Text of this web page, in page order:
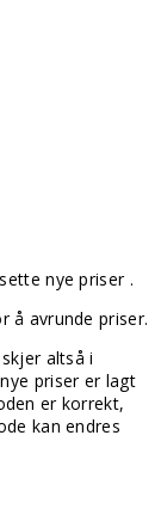
nye priser .
å avrunde priser.
altså i
priser er lagt
er korrekt,
kan endres